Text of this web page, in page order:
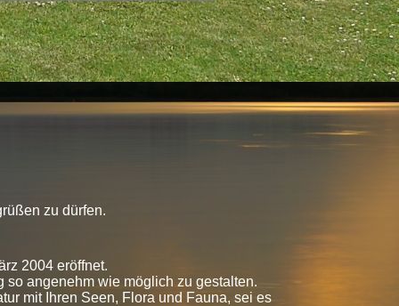
zu dürfen.
2004 eröffnet.
so angenehm wie möglich zu gestalten.
mit Ihren Seen, Flora und Fauna, sei es